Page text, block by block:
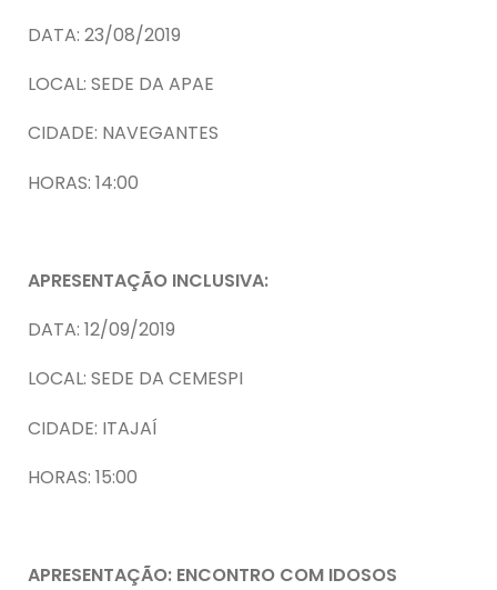
DATA: 23/08/2019
LOCAL: SEDE DA APAE
CIDADE: NAVEGANTES
HORAS: 14:00
APRESENTAÇÃO INCLUSIVA:
DATA: 12/09/2019
LOCAL: SEDE DA CEMESPI
CIDADE: ITAJAÍ
HORAS: 15:00
APRESENTAÇÃO: ENCONTRO COM IDOSOS